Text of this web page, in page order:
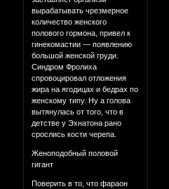
вырабатывать чрезмерное
количество женского
полового гормона, привел к
гинекомастии — появлению
большой женской груди.
Синдром Фролиха
спровоцировал отложения
жира на ягодицах и бедрах по
женскому типу. Ну а голова
вытянулась от того, что в
детстве у Эхнатона рано
срослись кости черепа.
Женоподобный половой
гигант
Поверить в то, что фараон